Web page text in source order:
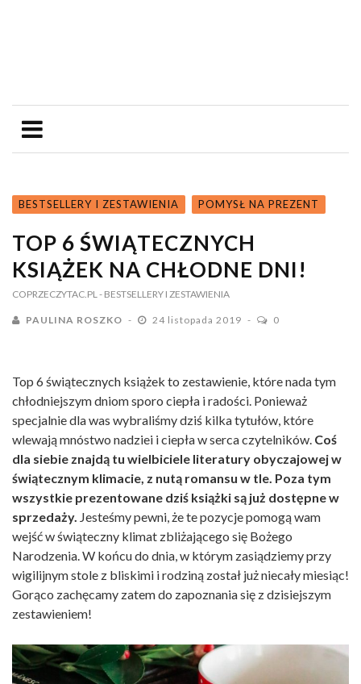
BESTSELLERY I ZESTAWIENIA POMYSŁ NA PREZENT
TOP 6 ŚWIĄTECZNYCH
KSIĄŻEK NA CHŁODNE DNI!
COPRZECZYTAC.PL - BESTSELLERY I ZESTAWIENIA
PAULINA ROSZKO 24 listopada 2019 0
Top 6 świątecznych książek to zestawienie, które nada tym
chłodniejszym dniom sporo ciepła i radości. Ponieważ
specjalnie dla was wybraliśmy dziś kilka tytułów, które
wlewają mnóstwo nadziei i ciepła w serca czytelników. Coś
dla siebie znajdą tu wielbiciele literatury obyczajowej w
świątecznym klimacie, z nutą romansu w tle. Poza tym
wszystkie prezentowane dziś książki są już dostępne w
sprzedaży. Jesteśmy pewni, że te pozycje pomogą wam
wejść w świąteczny klimat zbliżającego się Bożego
Narodzenia. W końcu do dnia, w którym zasiądziemy przy
wigilijnym stole z bliskimi i rodziną został już niecały miesiąc!
Gorąco zachęcamy zatem do zapoznania się z dzisiejszym
zestawieniem!